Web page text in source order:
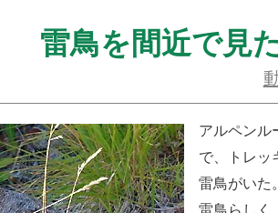
雷鳥を間近で見
アルペンル
で、トレッ
雷鳥がいた